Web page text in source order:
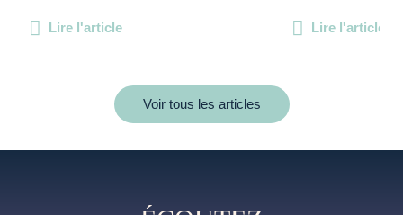
Lire l'article Lire l'article
Voir tous les articles